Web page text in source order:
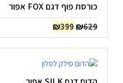
כורסת פוף דגם FOX אפור
₪629
המחיר
המקורי
היה:
₪629.
₪399
הנוכחי
הוא:
₪399.